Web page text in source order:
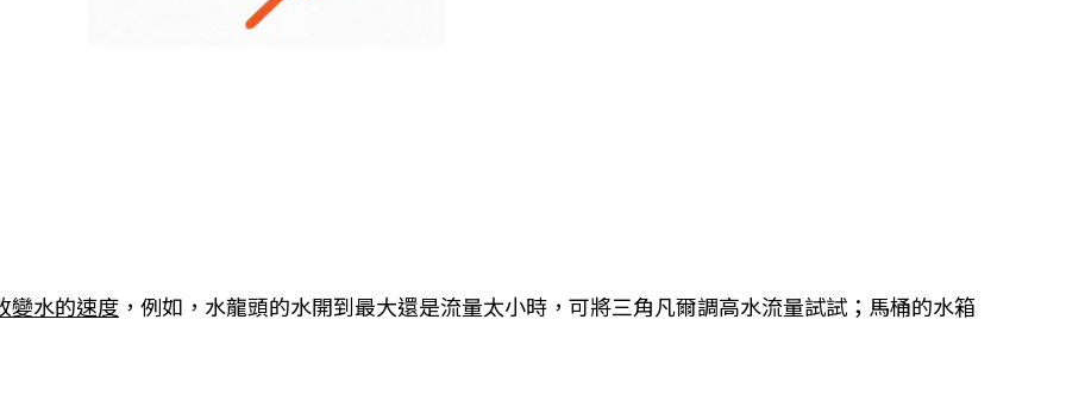
變水的速度 ，例如，水龍頭的水開到最大還是流量太小時，可將三角凡爾調高水流量試試；馬桶的水箱